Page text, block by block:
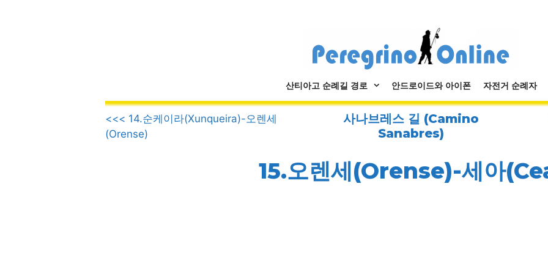
산티아고 순례길 경로 안드로이드와 아이폰 자전거 순례자
.
<<< 14.순케이라(Xunqueira)-오렌세
(Orense)
사나브레스 길 (Camino
Sanabres)
15.오렌세(Orense)-세아